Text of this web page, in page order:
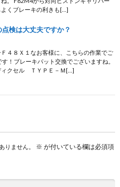
くブレーキの利きも[…]
検は大丈夫ですか？
４８Ｘ１なお客様に、こちらの作業でご
！ブレーキパット交換でございますね。
ィクセル ＴＹＰＥ－Ｍ[…]
りません。 ※ が付いている欄は必須項